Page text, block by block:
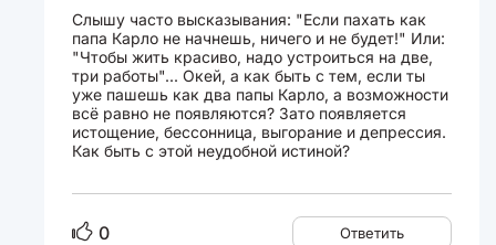
Слышу часто высказывания: "Если пахать как
папа Карло не начнешь, ничего и не будет!" Или:
"Чтобы жить красиво, надо устроиться на две,
три работы"... Окей, а как быть с тем, если ты
уже пашешь как два папы Карло, а возможности
всё равно не появляются? Зато появляется
истощение, бессонница, выгорание и депрессия.
Как быть с этой неудобной истиной?
0 Ответить